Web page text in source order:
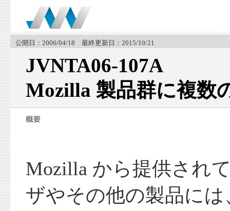
公開日：2006/04/18 最終更新日：2015/10/21
JVNTA06-107A
Mozilla 製品群に複数
Mozilla から提供され
ザやその他の製品に